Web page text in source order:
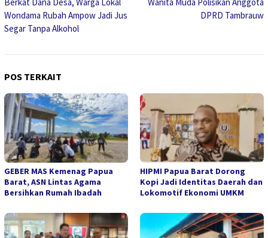
pos
Wondama Rubah Ampow Jadi Jus
Segar Tanpa Alkohol
DPRD Tambrauw
POS TERKAIT
GEBER MAS Kemenag Papua
Barat, ASN Lintas Agama
Bersihkan Rumah Ibadah
HIPMI Papua Barat Dorong
Kopi Jadi Identitas Daerah dan
Lokomotif Ekonomi UMKM